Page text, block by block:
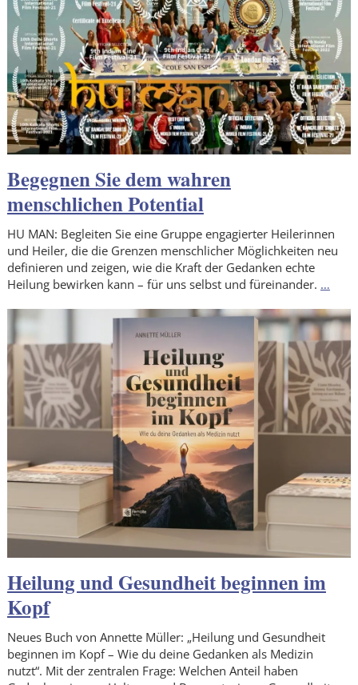
Begegnen Sie dem wahren
menschlichen Potential
HU MAN: Begleiten Sie eine Gruppe engagierter Heilerinnen
und Heiler, die die Grenzen menschlicher Möglichkeiten neu
definieren und zeigen, wie die Kraft der Gedanken echte
Heilung bewirken kann – für uns selbst und füreinander. …
Heilung und Gesundheit beginnen im
Kopf
Neues Buch von Annette Müller: „Heilung und Gesundheit
beginnen im Kopf – Wie du deine Gedanken als Medizin
nutzt“. Mit der zentralen Frage: Welchen Anteil haben